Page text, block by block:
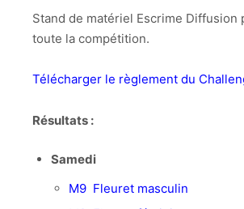
Stand de matériel Escrime Diffusion
toute la compétition.
Télécharger le règlement du
Résultats :
Samedi
M9 Fleuret masculin